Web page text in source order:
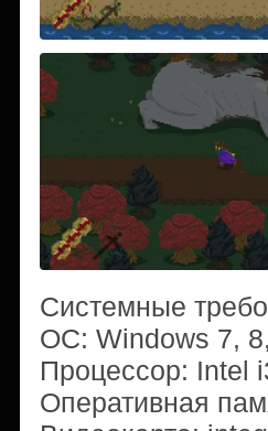
Системные
ОС: Windows 7,
Процессор: Intel
Оперативная